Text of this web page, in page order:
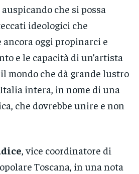
auspicando che si possa
ideologici che
oggi propinarci e
e le capacità di un’artista
mondo che dà grande lustro
intera, in nome di una
che dovrebbe unire e non
, vice coordinatore di
Toscana, in una nota